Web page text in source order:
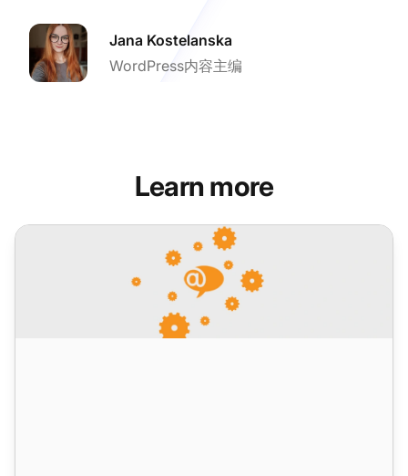
Jana Kostelanska
WordPress内容主编
Learn more
LiveAgent 5.35 – 又一轮改进和修复